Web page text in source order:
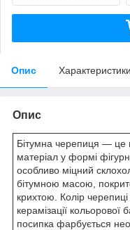
Опис Характеристики
Опис
Бітумна черепиця — це
матеріал у формі
особливо міцний
бітумною масою,
крихтою. Колір черепиці
керамізації кольорової
посипка фарбується